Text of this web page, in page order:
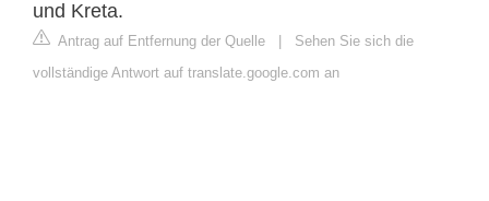
und Kreta.
Antrag auf Entfernung der Quelle | Sehen Sie sich die
vollständige Antwort auf translate.google.com an